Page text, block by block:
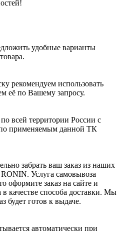
удобные варианты
рекомендуем использовать
её по Вашему запросу.
всей территории России с
применяемым данной ТК
забрать ваш заказ из наших
Услуга самовывоза
оформите заказ на сайте и
качестве способа доставки. Мы
будет готов к выдаче.
автоматически при